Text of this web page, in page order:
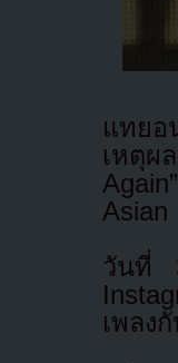
แทยอ
เหตุผ
Asian
วันที่
เพลง